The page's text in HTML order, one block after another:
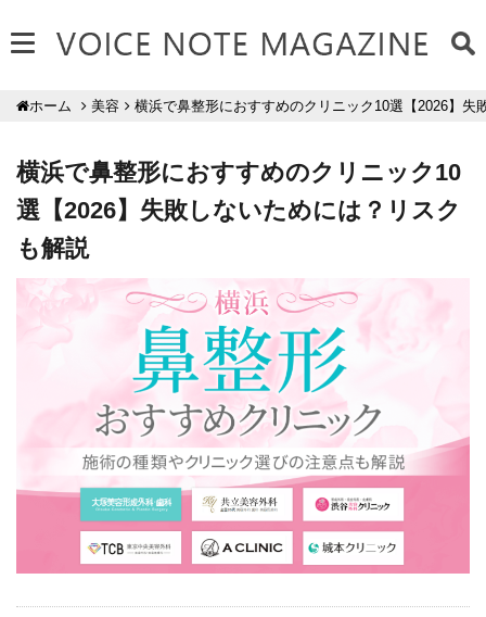
ホーム 美容 横浜で鼻整形におすすめのクリニック10選【2026】失
横浜で鼻整形におすすめのクリニック10
選【2026】失敗しないためには？リスク
も解説